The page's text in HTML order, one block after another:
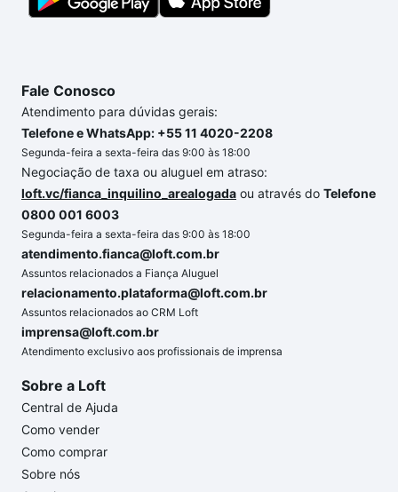
Fale Conosco
Atendimento para dúvidas gerais:
Telefone e WhatsApp: +55 11 4020-2208
Segunda-feira a sexta-feira das 9:00 às 18:00
Negociação de taxa ou aluguel em atraso:
loft.vc/fianca_inquilino_arealogada ou através do Telefone
0800 001 6003
Segunda-feira a sexta-feira das 9:00 às 18:00
atendimento.fianca@loft.com.br
Assuntos relacionados a Fiança Aluguel
relacionamento.plataforma@loft.com.br
Assuntos relacionados ao CRM Loft
imprensa@loft.com.br
Atendimento exclusivo aos profissionais de imprensa
Sobre a Loft
Central de Ajuda
Como vender
Como comprar
Sobre nós